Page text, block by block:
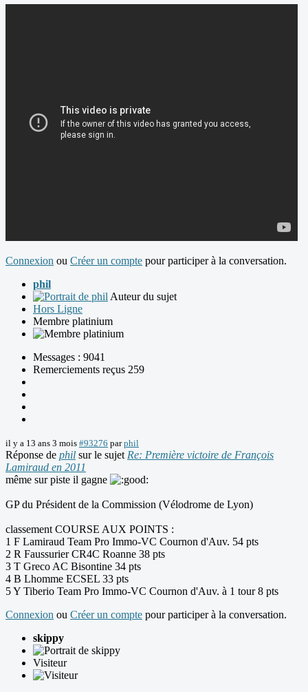
Connexion ou Créer un compte pour participer à la conversation.
phil
Auteur du sujet
Hors Ligne
Membre platinium
Messages : 9041
Remerciements reçus 259
il y a 13 ans 3 mois #93276 parphil
Réponse de phil sur le sujet Re: Première victoire de François
Lamiraud en 2011
même sur piste il gagne
GP du Président de la Commission (Vélodrome de Lyon)
classement COURSE AUX POINTS :
1 F Lamiraud Team Pro Immo-VC Cournon d'Auv. 54 pts
2 R Faussurier CR4C Roanne 38 pts
3 T Greco AC Bisontine 34 pts
4 B Lhomme ECSEL 33 pts
5 Y Tiberio Team Pro Immo-VC Cournon d'Auv. à 1 tour 8 pts
Connexion ou Créer un compte pour participer à la conversation.
skippy
Visiteur